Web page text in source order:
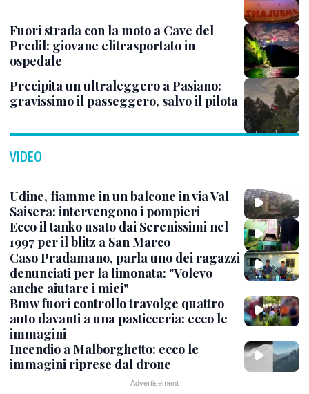
Fuori strada con la moto a Cave del
Predil: giovane elitrasportato in
ospedale
Precipita un ultraleggero a Pasiano:
gravissimo il passeggero, salvo il pilota
VIDEO
Udine, fiamme in un balcone in via Val
Saisera: intervengono i pompieri
Ecco il tanko usato dai Serenissimi nel
1997 per il blitz a San Marco
Caso Pradamano, parla uno dei ragazzi
denunciati per la limonata: "Volevo
anche aiutare i miei"
Bmw fuori controllo travolge quattro
auto davanti a una pasticceria: ecco le
immagini
Incendio a Malborghetto: ecco le
immagini riprese dal drone